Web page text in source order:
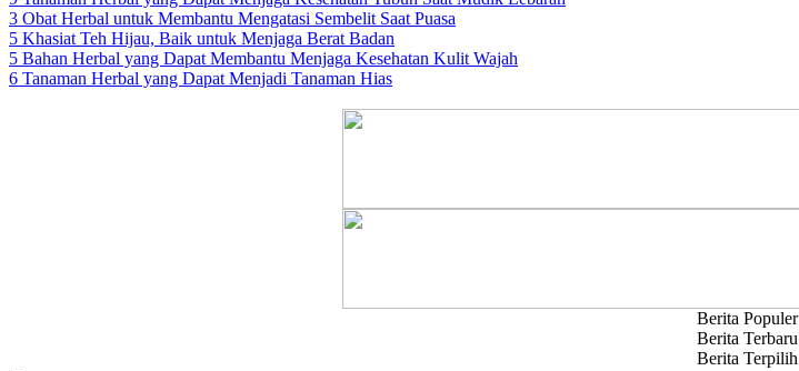
3 Obat Herbal untuk Membantu Mengatasi Sembelit Saat Puasa
5 Khasiat Teh Hijau, Baik untuk Menjaga Berat Badan
5 Bahan Herbal yang Dapat Membantu Menjaga Kesehatan Kulit Wajah
6 Tanaman Herbal yang Dapat Menjadi Tanaman Hias
Berita Populer
Berita Terbaru
Berita Terpilih